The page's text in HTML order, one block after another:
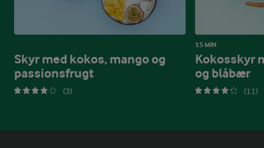
Skyr med kokos, mango og
passionsfrugt
(3)
15 MIN
Kokosskyr
og blåbær
(11)